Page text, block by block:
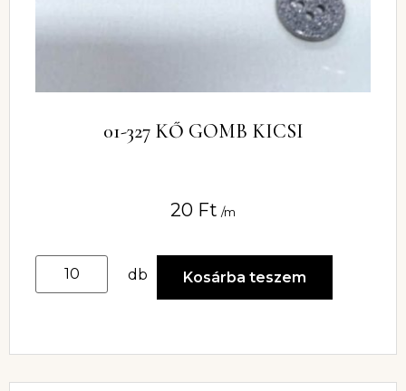
01-327 KŐ GOMB KICSI
20 Ft /m
db Kosárba teszem